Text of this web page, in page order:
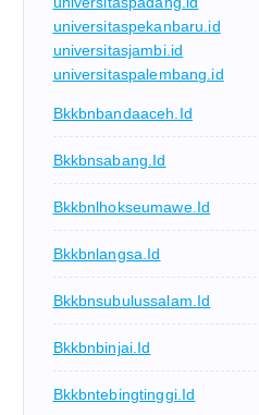
universitaspekanbaru.id
universitasjambi.id
universitaspalembang.id
Bkkbnbandaaceh.id
Bkkbnsabang.id
Bkkbnlhokseumawe.id
Bkkbnlangsa.id
Bkkbnsubulussalam.id
Bkkbnbinjai.id
Bkkbntebingtinggi.id